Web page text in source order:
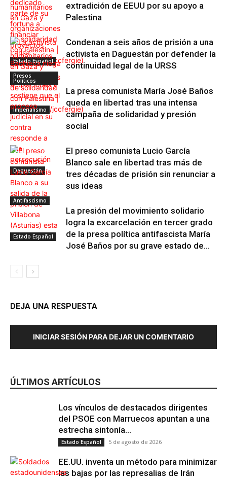
Estado Español
Imperialismo
extradición de EEUU por su apoyo a
Palestina
Daguestán
Condenan a seis años de prisión a una
activista en Daguestán por defender la
continuidad legal de la URSS
Presos
Políticos
La presa comunista María José Baños
queda en libertad tras una intensa
campaña de solidaridad y presión
social
Estado Español
El preso comunista Lucio García
Blanco sale en libertad tras más de
tres décadas de prisión sin renunciar a
sus ideas
Antifascismo
La presión del movimiento solidario
logra la excarcelación en tercer grado
de la presa política antifascista María
José Baños por su grave estado de...
DEJA UNA RESPUESTA
INICIAR SESIÓN PARA DEJAR UN COMENTARIO
ÚLTIMOS ARTÍCULOS
Los vínculos de destacados dirigentes
del PSOE con Marruecos apuntan a una
estrecha sintonía...
Estado Español 5 de agosto de 2026
EE.UU. inventa un método para minimizar
las bajas por las represalias de Irán